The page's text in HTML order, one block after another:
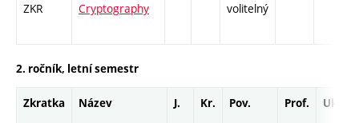
ZKR
Cryptography
volitelný
2. ročník, letní semestr
Zkratka Název J. Kr. Pov. Prof. Uk.